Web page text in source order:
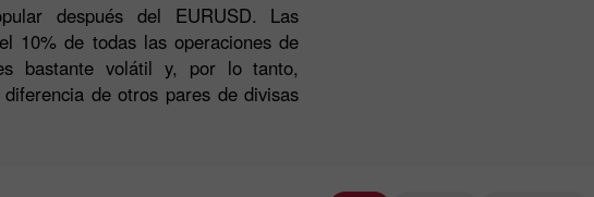
después del EURUSD. Las
10% de todas las operaciones de
bastante volátil y, por lo tanto,
de otros pares de divisas